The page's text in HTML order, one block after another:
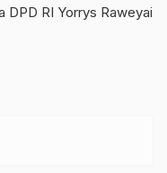
DPD RI Yorrys Raweyai